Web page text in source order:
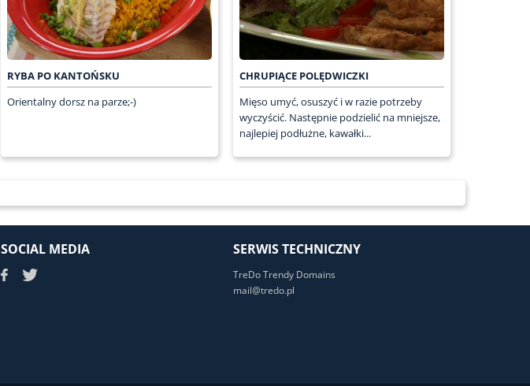
RYBA PO KANTOŃSKU
Orientalny dorsz na parze;-)
CHRUPIĄCE POLĘDWICZKI
Mięso umyć, osuszyć i w razie potrzeby
wyczyścić. Następnie podzielić na mniejsze,
najlepiej podłużne, kawałki...
SOCIAL MEDIA SERWIS TECHNICZNY
TreDo Trendy Domains
mail@tredo.pl